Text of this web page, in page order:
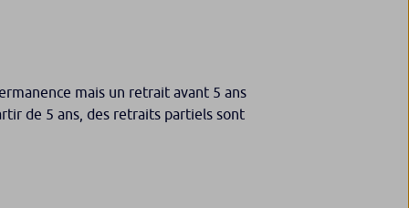
mais un retrait avant 5 ans
de 5 ans, des retraits partiels sont